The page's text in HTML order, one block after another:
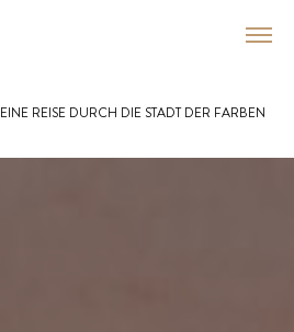
EINE REISE DURCH DIE STADT DER FARBEN